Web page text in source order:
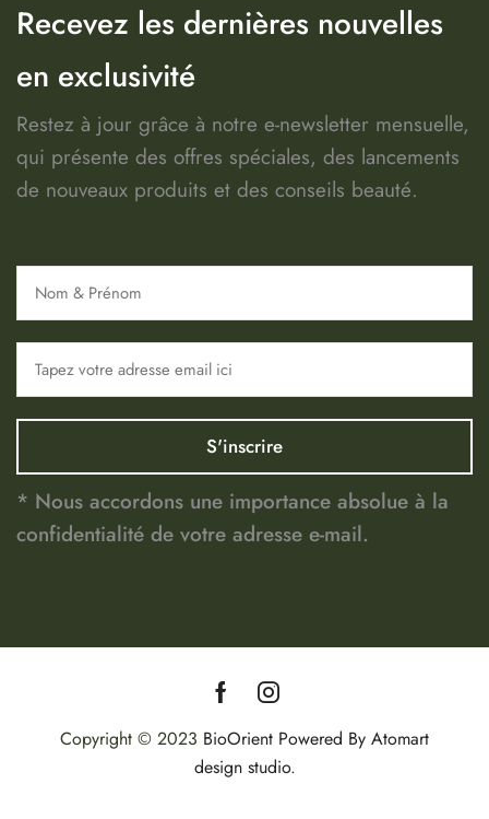
Recevez les dernières nouvelles
en exclusivité
Restez à jour grâce à notre e-newsletter mensuelle,
qui présente des offres spéciales, des lancements
de nouveaux produits et des conseils beauté.
* Nous accordons une importance absolue à la
confidentialité de votre adresse e-mail.
Copyright © 2023 BioOrient Powered By Atomart
design studio.